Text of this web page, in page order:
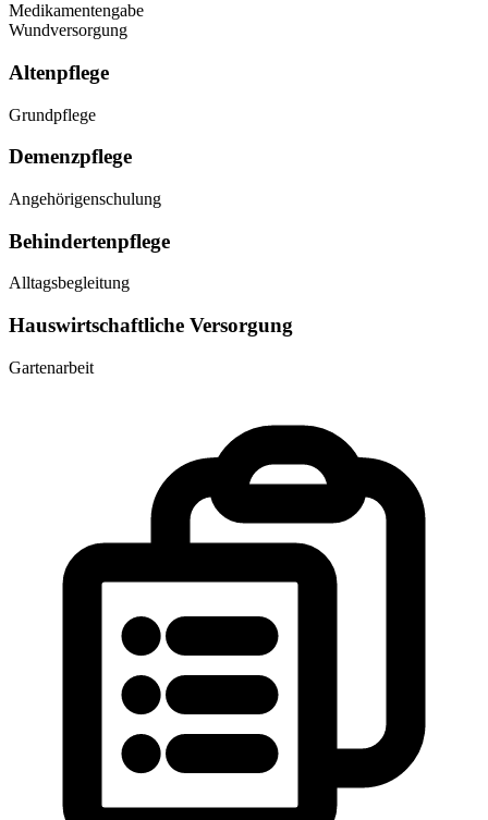
Medikamentengabe
Wundversorgung
Altenpflege
Grundpflege
Demenzpflege
Angehörigenschulung
Behindertenpflege
Alltagsbegleitung
Hauswirtschaftliche Versorgung
Gartenarbeit